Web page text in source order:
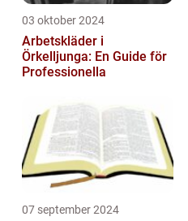
03 oktober 2024
Arbetskläder i
Örkelljunga: En Guide för
Professionella
07 september 2024